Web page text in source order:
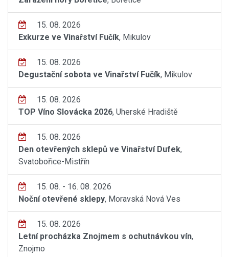
15. 08. 2026
Exkurze ve Vinařství Fučík, Mikulov
15. 08. 2026
Degustační sobota ve Vinařství Fučík, Mikulov
15. 08. 2026
TOP Víno Slovácka 2026, Uherské Hradiště
15. 08. 2026
Den otevřených sklepů ve Vinařství Dufek,
Svatobořice-Mistřín
15. 08. - 16. 08. 2026
Noční otevřené sklepy, Moravská Nová Ves
15. 08. 2026
Letní procházka Znojmem s ochutnávkou vín,
Znojmo